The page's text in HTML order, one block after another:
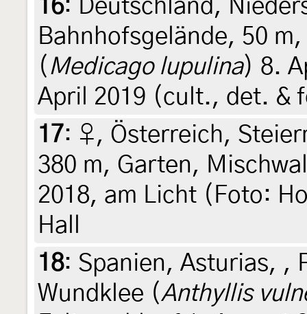
16: Deutschland,
Bahnhofsgelände, 50
( Medicago lupulina) 8.
April 2019 (cult., det. &
17: ♀, Österreich,
380 m, Garten,
2018, am Licht (Foto:
Hall
18: Spanien, Asturias, ,
Wundklee (Anthyllis